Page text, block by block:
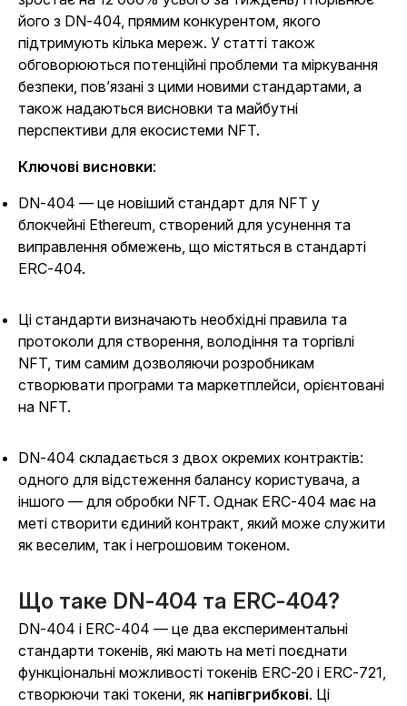
його з DN-404, прямим конкурентом, якого
підтримують кілька мереж. У статті також
обговорюються потенційні проблеми та міркування
безпеки, пов’язані з цими новими стандартами, а
також надаються висновки та майбутні
перспективи для екосистеми NFT.
Ключові висновки:
DN-404 — це новіший стандарт для NFT у
блокчейні Ethereum, створений для усунення та
виправлення обмежень, що містяться в стандарті
ERC-404.
Ці стандарти визначають необхідні правила та
протоколи для створення, володіння та торгівлі
NFT, тим самим дозволяючи розробникам
створювати програми та маркетплейси, орієнтовані
на NFT.
DN-404 складається з двох окремих контрактів:
одного для відстеження балансу користувача, а
іншого — для обробки NFT. Однак ERC-404 має на
меті створити єдиний контракт, який може служити
як веселим, так і негрошовим токеном.
Що таке DN-404 та ERC-404?
DN-404 і ERC-404 — це два експериментальні
стандарти токенів, які мають на меті поєднати
функціональні можливості токенів ERC-20 і ERC-721,
створюючи такі токени, як напівгрибкові. Ці